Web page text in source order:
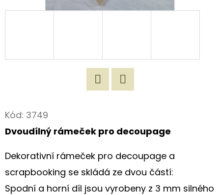
Kód: 3749
Dvoudílný rámeček pro decoupage
Dekorativní rámeček pro decoupage a
scrapbooking se skládá ze dvou částí:
Spodní a horní díl jsou vyrobeny z 3 mm silného
P
Č
U
J
E
M
E